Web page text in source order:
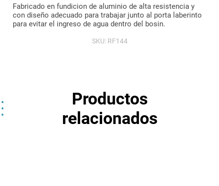
Fabricado en fundicion de aluminio de alta resistencia y
con diseño adecuado para trabajar junto al porta laberinto
para evitar el ingreso de agua dentro del bosin.
SKU: RF144
Productos
relacionados